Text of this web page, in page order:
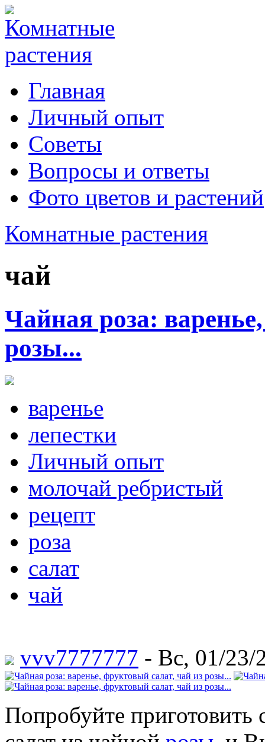
Главная
Личный опыт
Советы
Вопросы и ответы
Фото цветов и растений
Комнатные растения
чай
Чайная роза:
розы...
варенье
лепестки
Личный опыт
молочай ребристый
рецепт
роза
салат
чай
vvv7777777 - Вс, 01/23/
Попробуйте